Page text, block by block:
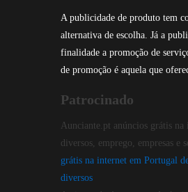
A publicidade de produto tem
alternativa de escolha. Já a
finalidade a promoção de
de promoção é aquela que
Patrocinado
Aunciante.pt anúncios grátis na
diversos, emprego, empresas e
grátis na internet em Portugal
diversos